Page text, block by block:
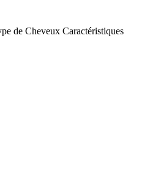
de Cheveux Caractéristiques